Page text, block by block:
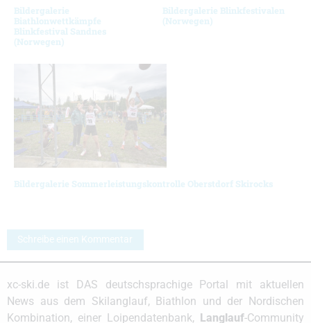
Bildergalerie
Biathlonwettkämpfe
Blinkfestival Sandnes
(Norwegen)
Bildergalerie Blinkfestivalen
(Norwegen)
Bildergalerie Sommerleistungskontrolle Oberstdorf Skirocks
Schreibe einen Kommentar
xc-ski.de ist DAS deutschsprachige Portal mit aktuellen
News aus dem Skilanglauf, Biathlon und der Nordischen
Kombination, einer Loipendatenbank, Langlauf-Community